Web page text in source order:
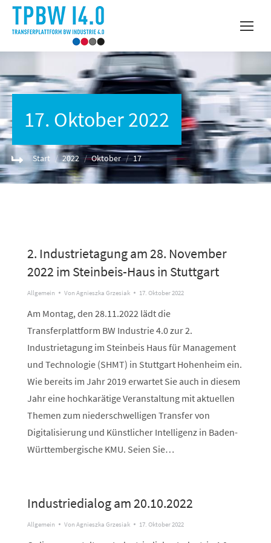
17. Oktober 2022
Sie befinden sich hier:
Start 2022 Oktober 17
2. Industrietagung am 28. November
2022 im Steinbeis-Haus in Stuttgart
Allgemein Von Agnieszka Grzesiak 17. Oktober 2022
Am Montag, den 28.11.2022 lädt die
Transferplattform BW Industrie 4.0 zur 2.
Industrietagung im Steinbeis Haus für Management
und Technologie (SHMT) in Stuttgart Hohenheim ein.
Wie bereits im Jahr 2019 erwartet Sie auch in diesem
Jahr eine hochkarätige Veranstaltung mit aktuellen
Themen zum niederschwelligen Transfer von
Digitalisierung und Künstlicher Intelligenz in Baden-
Württembergische KMU. Seien Sie…
Industriedialog am 20.10.2022
Allgemein Von Agnieszka Grzesiak 17. Oktober 2022